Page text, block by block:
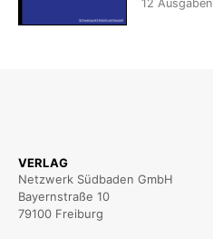
12 Ausgaben
VERLAG
Netzwerk Südbaden GmbH
Bayernstraße 10
79100 Freiburg